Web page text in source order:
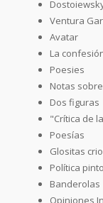
Ventura
Avatar
La
Poesies
Notas
Dos figuras
"Crítica de
Poesías
Glositas
Política
Banderolas
Opiniones